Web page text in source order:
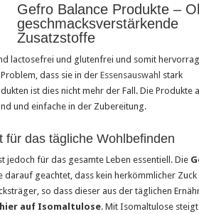
Gefro Balance Produkte –
geschmacksverstärkende
Zusatzstoffe
lactosefrei und glutenfrei und somit
dass sie in der Essensauswahl stark
ist dies nicht mehr der Fall. Die Produkte
und einfache in der Zubereitung.
das tägliche Wohlbefinden
jedoch für das gesamte Leben essentiell. Die
darauf geachtet, dass kein herkömmlicher Zuck
so dass dieser aus der täglichen
auf Isomaltulose. Mit Isomaltulose